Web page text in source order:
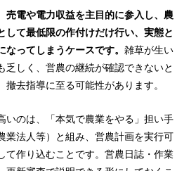
売電や電力収益を主目的に参入し、農
して最低限の作付けだけ行い、実態と
ってしまうケースです。 雑草が生い
乏しく、営農の継続が確認できないと
撤去指導に至る可能性があります。
いのは、「本気で農業をやる」担い手
業法人等）と組み、営農計画を実行可
て作り込むことです。営農日誌・作業